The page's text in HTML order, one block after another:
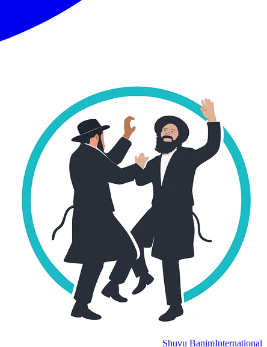
Shuvu BanimInternational